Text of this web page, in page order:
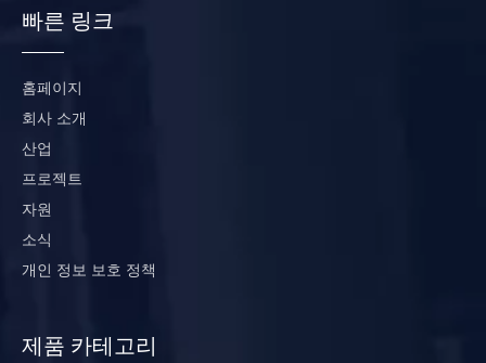
빠른 링크
홈페이지
회사 소개
산업
프로젝트
자원
소식
개인 정보 보호 정책
제품 카테고리